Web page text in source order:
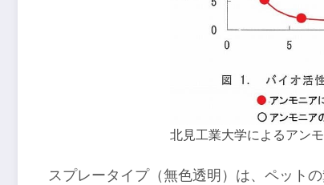
北見工業大学によるアン
スプレータイプ（無色透明）は、ペット